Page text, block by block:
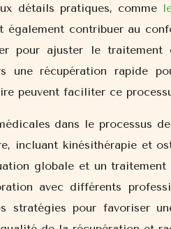
détails pratiques, comme
également contribuer au
pour ajuster le traitement
une récupération rapide
peuvent faciliter ce
dans le processus
incluant kinésithérapie et
globale et un
avec différents
stratégies pour favoriser